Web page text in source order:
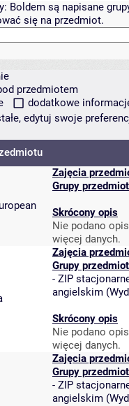
Boldem są napisane
się na przedmiot.
przedmiotem
dodatkowe
edytuj swoje
Zajęcia
Grupy
Skrócony opis
Nie podano
więcej danych.
Zajęcia
Grupy
- ZIP
angielskim (
Skrócony opis
Nie podano
więcej danych.
Zajęcia
Grupy
- ZIP
angielskim (